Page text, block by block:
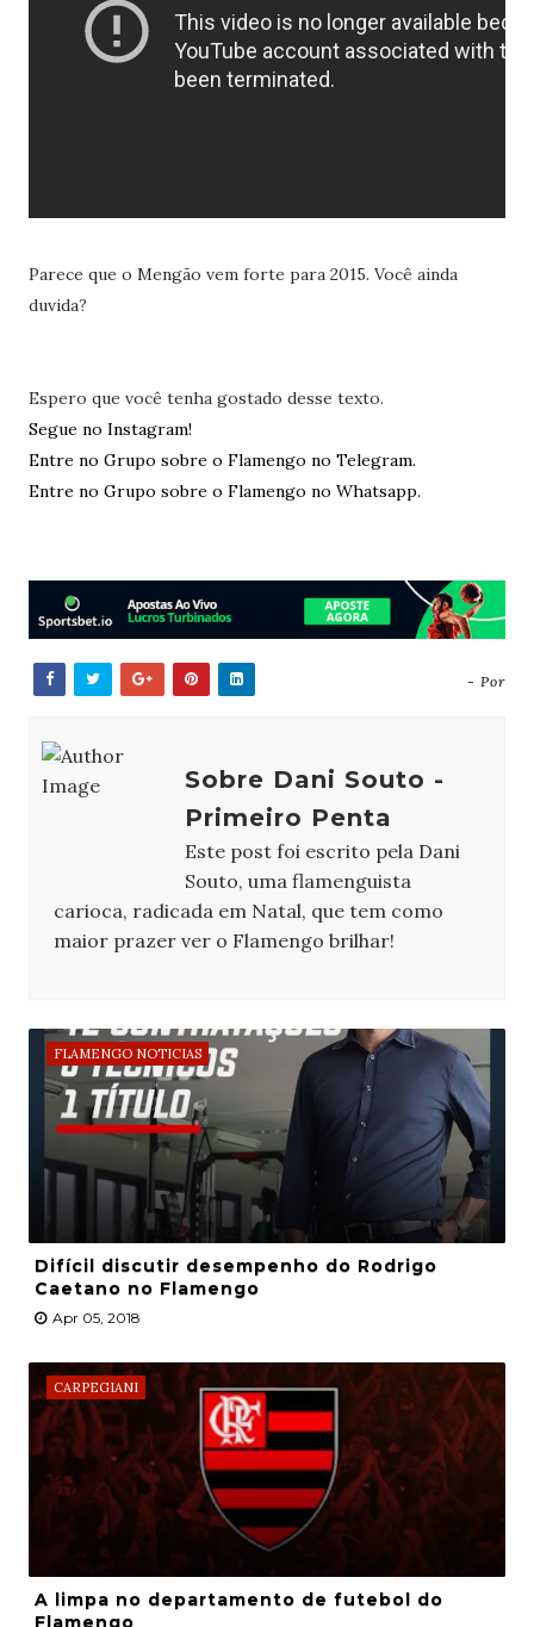
Parece que o Mengão vem forte para 2015. Você ainda
duvida?
Espero que você tenha gostado desse texto.
Segue no Instagram!
Entre no Grupo sobre o Flamengo no Telegram.
Entre no Grupo sobre o Flamengo no Whatsapp.
- Por
Sobre Dani Souto -
Primeiro Penta
Este post foi escrito pela Dani
Souto, uma flamenguista
carioca, radicada em Natal, que tem como
maior prazer ver o Flamengo brilhar!
FLAMENGO NOTICIAS
Difícil discutir desempenho do Rodrigo
Caetano no Flamengo
Apr 05, 2018
CARPEGIANI
A limpa no departamento de futebol do
Flamengo